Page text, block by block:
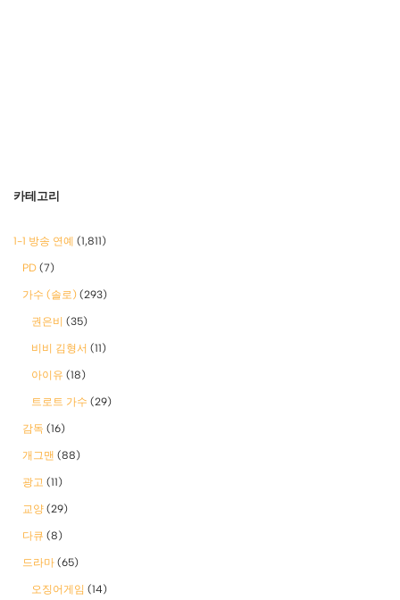
카테고리
1-1 방송 연예 (1,811)
PD (7)
가수 (솔로) (293)
권은비 (35)
비비 김형서 (11)
아이유 (18)
트로트 가수 (29)
감독 (16)
개그맨 (88)
광고 (11)
교양 (29)
다큐 (8)
드라마 (65)
오징어게임 (14)